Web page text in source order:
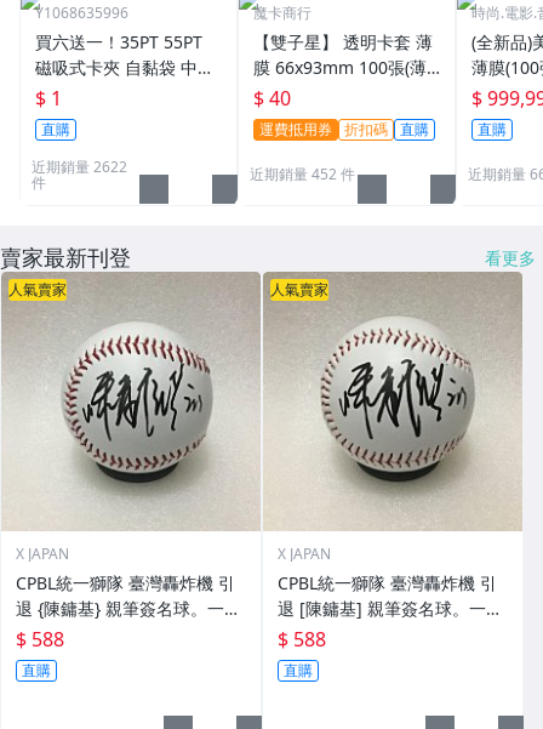
Y1068635996
買六送一！35PT 55PT
磁吸式卡夾 自黏袋 中華
職棒球員卡 遊戲王 寶可
夢PTCG 漫威 ultra pro
可用
$ 1
直購
近期銷量 2622
件
魔卡商行
【雙子星】 透明卡套 薄
膜 66x93mm 100張(薄)
適用 BBM MLB Topps C
PBL 球員卡
$ 40
運費抵用券 折扣碼 直購
近期銷量 452 件
時尚.電影.
(全新品)
薄膜
次到貨
$
直購
近期銷量
賣家最新刊登 看更多
人氣賣家
X JAPAN
CPBL統一獅隊 臺灣轟炸機 引
退 {陳鏞基} 親筆簽名球。一般
空白簽名棒球上.1
$ 588
直購
人氣賣家
X JAPAN
CPBL統一獅隊 臺灣轟炸機 引
退 [陳鏞基] 親筆簽名球。一般
空白簽名棒球上.0
$ 588
直購